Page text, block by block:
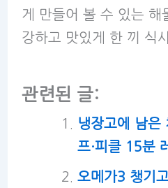
게 만들어 볼 수 있는 해
강하고 맛있게 한 끼 식
관련된 글:
냉장고에 남은
프·피클 15분
오메가3 챙기